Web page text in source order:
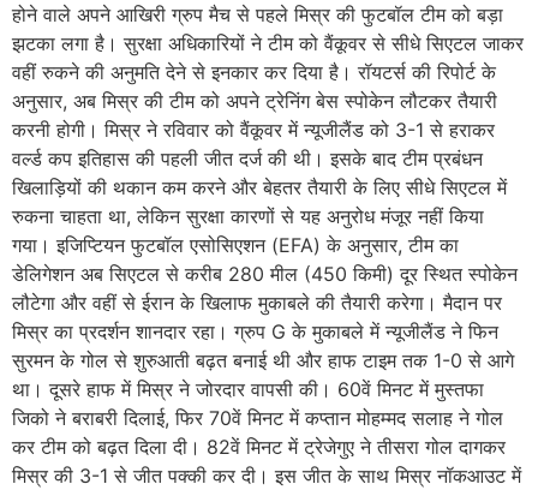
होने वाले अपने आखिरी ग्रुप मैच से पहले मिस्र की फुटबॉल टीम को बड़ा
झटका लगा है। सुरक्षा अधिकारियों ने टीम को वैंकूवर से सीधे सिएटल जाकर
वहीं रुकने की अनुमति देने से इनकार कर दिया है। रॉयटर्स की रिपोर्ट के
अनुसार, अब मिस्र की टीम को अपने ट्रेनिंग बेस स्पोकेन लौटकर तैयारी
करनी होगी। मिस्र ने रविवार को वैंकूवर में न्यूजीलैंड को 3-1 से हराकर
वर्ल्ड कप इतिहास की पहली जीत दर्ज की थी। इसके बाद टीम प्रबंधन
खिलाड़ियों की थकान कम करने और बेहतर तैयारी के लिए सीधे सिएटल में
रुकना चाहता था, लेकिन सुरक्षा कारणों से यह अनुरोध मंजूर नहीं किया
गया। इजिप्टियन फुटबॉल एसोसिएशन (EFA) के अनुसार, टीम का
डेलिगेशन अब सिएटल से करीब 280 मील (450 किमी) दूर स्थित स्पोकेन
लौटेगा और वहीं से ईरान के खिलाफ मुकाबले की तैयारी करेगा। मैदान पर
मिस्र का प्रदर्शन शानदार रहा। ग्रुप G के मुकाबले में न्यूजीलैंड ने फिन
सुरमन के गोल से शुरुआती बढ़त बनाई थी और हाफ टाइम तक 1-0 से आगे
था। दूसरे हाफ में मिस्र ने जोरदार वापसी की। 60वें मिनट में मुस्तफा
जिको ने बराबरी दिलाई, फिर 70वें मिनट में कप्तान मोहम्मद सलाह ने गोल
कर टीम को बढ़त दिला दी। 82वें मिनट में ट्रेजेगुए ने तीसरा गोल दागकर
मिस्र की 3-1 से जीत पक्की कर दी। इस जीत के साथ मिस्र नॉकआउट में